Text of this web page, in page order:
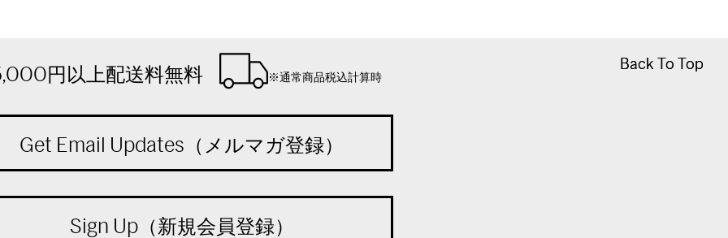
Back To Top
Back To Top
円以上配送料無料 ※通常商品税込計算時
Get Email Updates（メルマガ登録）
Sign Up（新規会員登録）